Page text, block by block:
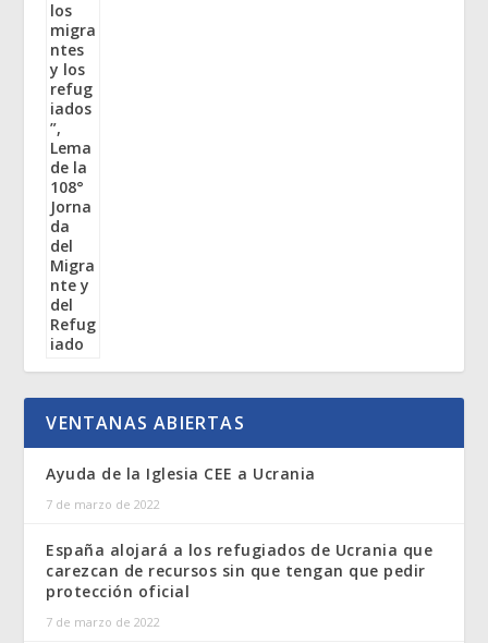
VENTANAS ABIERTAS
Ayuda de la Iglesia CEE a Ucrania
7 de marzo de 2022
España alojará a los refugiados de Ucrania que
carezcan de recursos sin que tengan que pedir
protección oficial
7 de marzo de 2022